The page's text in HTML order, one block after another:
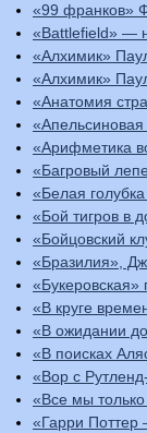
«99 франков»
«Battlefield» —
«Алхимик»
«Алхимик»
«Анатомия
«Арифметика
«Багровый
«Белая
«Бой тигров в
«Бойцовский
«Бразилия»,
«Букеровская»
«В круге
«В ожидании
«В поисках
«Вор с
«Все мы только
«Гарри Поттер